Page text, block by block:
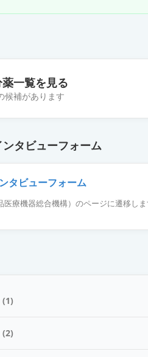
一覧を見る
候補があります
タビューフォーム
タビューフォーム
療機器総合機構）のページに遷移し
(1)
(2)